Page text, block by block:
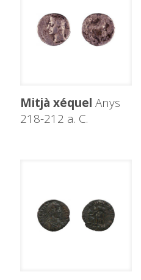
Mitjà xéquel Anys
218-212 a. C.